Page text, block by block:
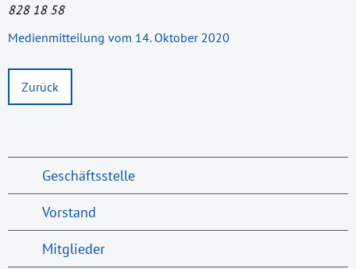
828 18 58
Medienmitteilung vom 14. Oktober 2020
Zurück
Geschäftsstelle
Vorstand
Mitglieder